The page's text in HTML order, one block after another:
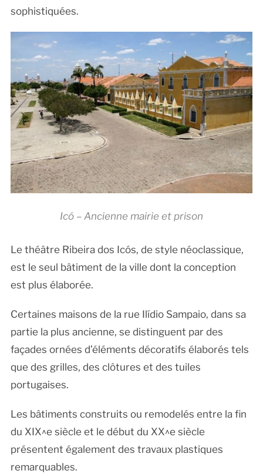
sophistiquées.
Icó – Ancienne mairie et prison
Le théâtre Ribeira dos Icós, de style néoclassique,
est le seul bâtiment de la ville dont la conception
est plus élaborée.
Certaines maisons de la rue Ilídio Sampaio, dans sa
partie la plus ancienne, se distinguent par des
façades ornées d’éléments décoratifs élaborés tels
que des grilles, des clôtures et des tuiles
portugaises.
Les bâtiments construits ou remodelés entre la fin
du XIX^e siècle et le début du XX^e siècle
présentent également des travaux plastiques
remarquables.